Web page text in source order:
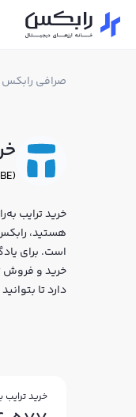
صرافی رابکس
خرید ترایب
است. برای
دارد تا
خرید ترایب